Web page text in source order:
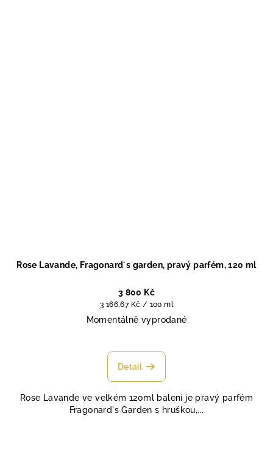
Rose Lavande, Fragonard´s garden, pravý parfém, 120 ml
3 800 Kč
Měrná
cena:
3 166,67 Kč / 100 ml
Momentálně vyprodané
hodnocení
produktu
z
5
Detail
Rose Lavande ve velkém 120ml balení je pravý parfém
Fragonard's Garden s hruškou,...